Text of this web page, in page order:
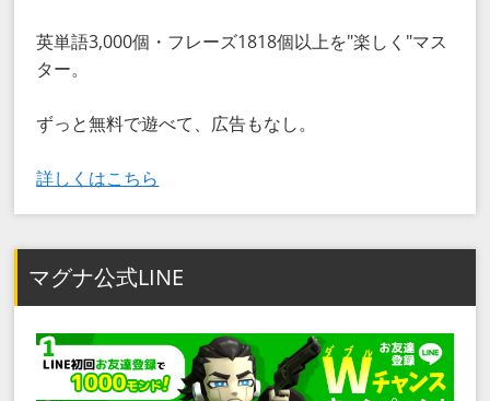
英単語3,000個・フレーズ1818個以上を"楽しく"マス
ター。
ずっと無料で遊べて、広告もなし。
詳しくはこちら
マグナ公式LINE